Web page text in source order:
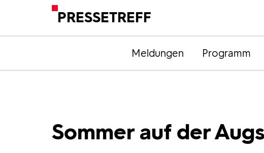
PRESSETREFF
Meldungen Programm
Sommer auf der